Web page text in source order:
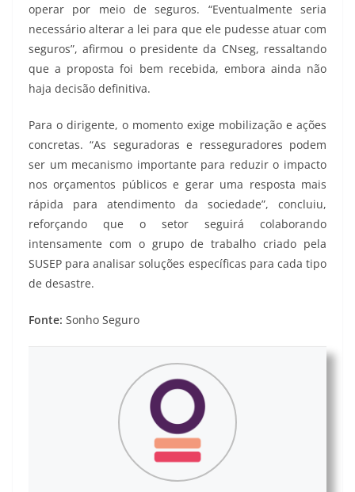
operar por meio de seguros. “Eventualmente seria
necessário alterar a lei para que ele pudesse atuar com
seguros”, afirmou o presidente da CNseg, ressaltando
que a proposta foi bem recebida, embora ainda não
haja decisão definitiva.
Para o dirigente, o momento exige mobilização e ações
concretas. “As seguradoras e resseguradores podem
ser um mecanismo importante para reduzir o impacto
nos orçamentos públicos e gerar uma resposta mais
rápida para atendimento da sociedade”, concluiu,
reforçando que o setor seguirá colaborando
intensamente com o grupo de trabalho criado pela
SUSEP para analisar soluções específicas para cada tipo
de desastre.
Fonte: Sonho Seguro